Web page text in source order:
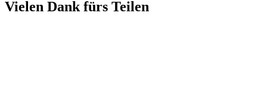
Vielen Dank fürs Teilen